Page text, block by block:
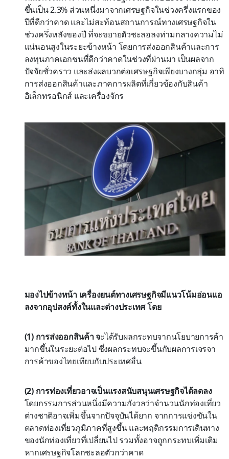
ขึ้นเป็น 2.3% ส่วนหนึ่งมาจากเศรษฐกิจในช่วงครึ่งแรกของ
ปีที่ดีกว่าคาด และไม่สะท้อนสถานการณ์ทางเศรษฐกิจใน
ช่วงครึ่งหลังของปี ที่จะขยายตัวชะลอลงท่ามกลางความไม่
แน่นอนสูงในระยะข้างหน้า โดยการส่งออกสินค้าและการ
ลงทุนภาคเอกชนที่ดีกว่าคาดในช่วงที่ผ่านมา เป็นผลจาก
ปัจจัยชั่วคราว และส่งผลบวกต่อเศรษฐกิจเพียงบางกลุ่ม อาทิ
การส่งออกสินค้าและภาคการผลิตที่เกี่ยวข้องกับสินค้า
อิเล็กทรอนิกส์ และเครื่องจักร
มองไปข้างหน้า เครื่องยนต์ทางเศรษฐกิจมีแนวโน้มอ่อนแอ
ลงจากอุปสงค์ทั้งในและต่างประเทศ โดย
(1) การส่งออกสินค้า จะได้รับผลกระทบจากนโยบายการค้า
มากขึ้นในระยะต่อไป ซึ่งผลกระทบจะขึ้นกับผลการเจรจา
การค้าของไทยเทียบกับประเทศอื่น
(2) การท่องเที่ยวอาจเป็นแรงสนับสนุนเศรษฐกิจได้ลดลง
โดยกรรมการส่วนหนึ่งมีความกังวลว่าจำนวนนักท่องเที่ยว
ต่างชาติอาจเพิ่มขึ้นจากปัจจุบันได้ยาก จากการแข่งขันใน
ตลาดท่องเที่ยวภูมิภาคที่สูงขึ้น และพฤติกรรมการเดินทาง
ของนักท่องเที่ยวที่เปลี่ยนไป รวมทั้งอาจถูกกระทบเพิ่มเติม
หากเศรษฐกิจโลกชะลอตัวกว่าคาด